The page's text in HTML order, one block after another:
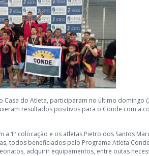
do Atleta, participaram no último domingo
resultados positivos para o Conde com a
1ª colocação e os atletas Pietro dos Santos
todos beneficiados pelo Programa Atleta
adquirir equipamentos, entre outas